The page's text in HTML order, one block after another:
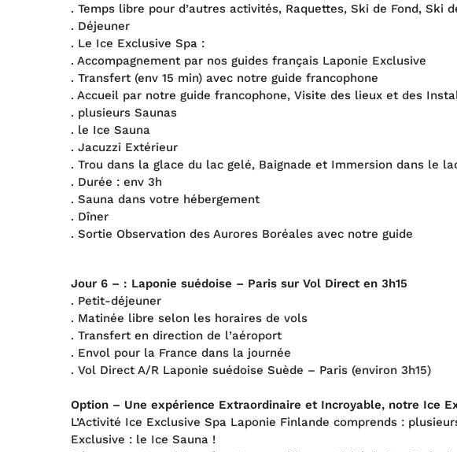
. Temps libre pour d’autres activités, Raquettes, Ski de Fond, Ski
. Déjeuner
. Le Ice Exclusive Spa :
. Accompagnement par nos guides français Laponie Exclusive
. Transfert (env 15 min) avec notre guide francophone
. Accueil par notre guide francophone, Visite des lieux et des
. plusieurs Saunas
. le Ice Sauna
. Jacuzzi Extérieur
. Trou dans la glace du lac gelé, Baignade et Immersion dans le
. Durée : env 3h
. Sauna dans votre hébergement
. Dîner
. Sortie Observation des Aurores Boréales avec notre guide
Jour 6 – : Laponie suédoise – Paris sur Vol Direct en 3h15
. Petit-déjeuner
. Matinée libre selon les horaires de vols
. Transfert en direction de l’aéroport
. Envol pour la France dans la journée
. Vol Direct A/R Laponie suédoise Suède – Paris (environ 3h15)
Option – Une expérience Extraordinaire et Incroyable, notre Ice
L’Activité Ice Exclusive Spa Laponie Finlande comprends :
Exclusive : le Ice Sauna !